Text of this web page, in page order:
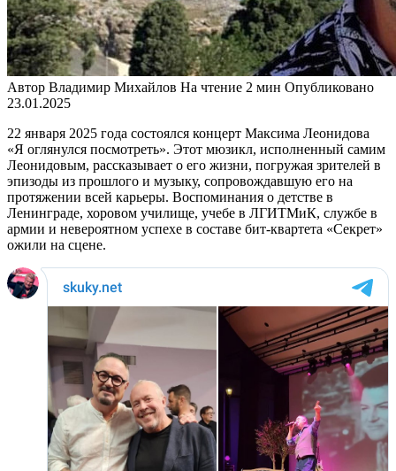
Автор Владимир Михайлов На чтение 2 мин Опубликовано
23.01.2025
22 января 2025 года состоялся концерт Максима Леонидова
«Я оглянулся посмотреть». Этот мюзикл, исполненный самим
Леонидовым, рассказывает о его жизни, погружая зрителей в
эпизоды из прошлого и музыку, сопровождавшую его на
протяжении всей карьеры. Воспоминания о детстве в
Ленинграде, хоровом училище, учебе в ЛГИТМиК, службе в
армии и невероятном успехе в составе бит-квартета «Секрет»
ожили на сцене.